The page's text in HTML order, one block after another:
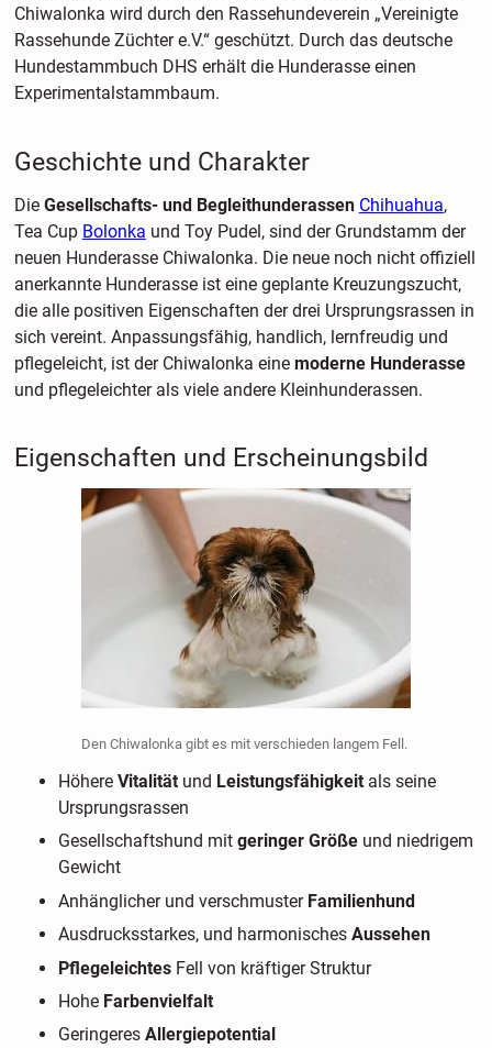
Chiwalonka wird durch den Rassehundeverein „Vereinigte
Rassehunde Züchter e.V.“ geschützt. Durch das deutsche
Hundestammbuch DHS erhält die Hunderasse einen
Experimentalstammbaum.
Geschichte und Charakter
Die Gesellschafts- und Begleithunderassen Chihuahua,
Tea Cup Bolonka und Toy Pudel, sind der Grundstamm der
neuen Hunderasse Chiwalonka. Die neue noch nicht offiziell
anerkannte Hunderasse ist eine geplante Kreuzungszucht,
die alle positiven Eigenschaften der drei Ursprungsrassen in
sich vereint. Anpassungsfähig, handlich, lernfreudig und
pflegeleicht, ist der Chiwalonka eine moderne Hunderasse
und pflegeleichter als viele andere Kleinhunderassen.
Eigenschaften und Erscheinungsbild
Den Chiwalonka gibt es mit verschieden langem Fell.
Höhere Vitalität und Leistungsfähigkeit als seine
Ursprungsrassen
Gesellschaftshund mit geringer Größeund niedrigem
Gewicht
Anhänglicher und verschmuster Familienhund
Ausdrucksstarkes, und harmonisches Aussehen
Pflegeleichtes Fell von kräftiger Struktur
Hohe Farbenvielfalt
Geringeres Allergiepotential